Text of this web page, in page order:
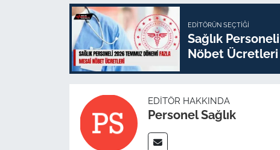
EDITÖRÜN SEÇTIĞI
Sağlık
Nöbet Ücretleri
EDITÖR HAKKINDA
Personel Sağlık